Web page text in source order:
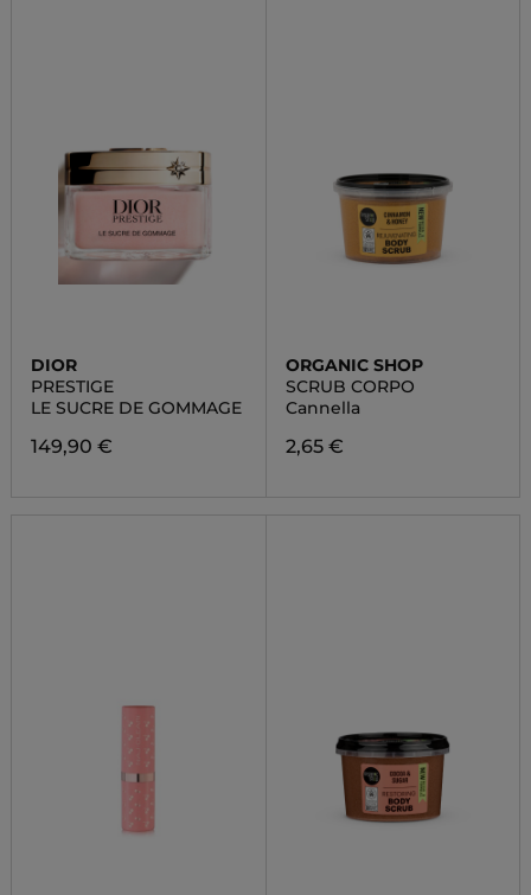
DIOR
PRESTIGE
LE SUCRE DE GOMMAGE
149,90 €
ORGANIC SHOP
SCRUB CORPO
Cannella
2,65 €